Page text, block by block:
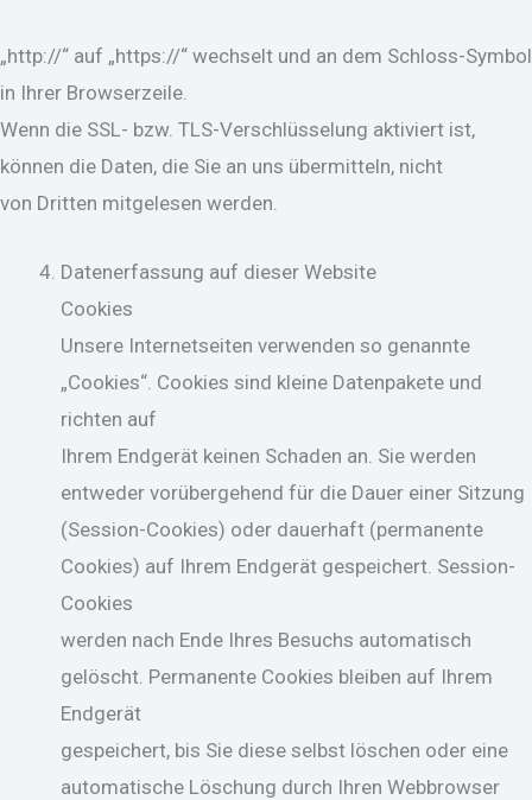
„http://“ auf „https://“ wechselt und an dem Schloss-Symbol
in Ihrer Browserzeile.
Wenn die SSL- bzw. TLS-Verschlüsselung aktiviert ist,
können die Daten, die Sie an uns übermitteln, nicht
von Dritten mitgelesen werden.
Datenerfassung auf dieser Website
Cookies
Unsere Internetseiten verwenden so genannte
„Cookies“. Cookies sind kleine Datenpakete und
richten auf
Ihrem Endgerät keinen Schaden an. Sie werden
entweder vorübergehend für die Dauer einer Sitzung
(Session-Cookies) oder dauerhaft (permanente
Cookies) auf Ihrem Endgerät gespeichert. Session-
Cookies
werden nach Ende Ihres Besuchs automatisch
gelöscht. Permanente Cookies bleiben auf Ihrem
Endgerät
gespeichert, bis Sie diese selbst löschen oder eine
automatische Löschung durch Ihren Webbrowser